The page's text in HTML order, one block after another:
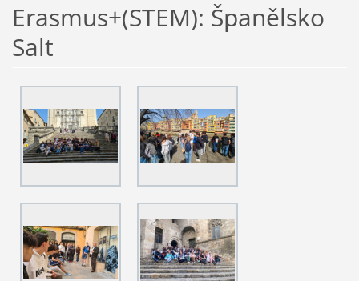
Erasmus+(STEM): Španělsko
Salt